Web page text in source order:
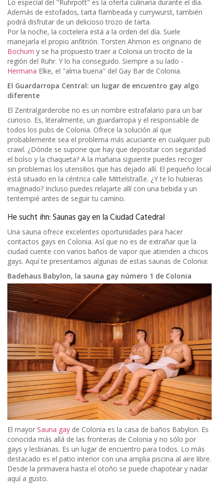
Lo especial del "Ruhrpott" es la oferta culinaria durante el día.
Además de estofados, tarta flambeada y currywurst, también
podrá disfrutar de un delicioso trozo de tarta.
Por la noche, la coctelera está a la orden del día. Suele
manejarla el propio anfitrión. Torsten Ahmon es originario de
Bochum y se ha propuesto traer a Colonia un trocito de la
región del Ruhr. Y lo ha conseguido. Siempre a su lado -
Hermana Elke, el "alma buena" del Gay Bar de Colonia.
El Guardarropa Central: un lugar de encuentro gay algo
diferente
El Zentralgarderobe no es un nombre estrafalario para un bar
curioso. Es, literalmente, un guardarropa y el responsable de
todos los pubs de Colonia. Ofrece la solución al que
probablemente sea el problema más acuciante en cualquier pub
crawl. ¿Dónde se supone que hay que depositar con seguridad
el bolso y la chaqueta? A la mañana siguiente puedes recoger
sin problemas los utensilios que has dejado allí. El pequeño local
está situado en la céntrica calle Mittelstraße. ¿Y te lo hubieras
imaginado? Incluso puedes relajarte allí con una bebida y un
tentempié antes de seguir tu camino.
He sucht ihn: Saunas gay en la Ciudad Catedral
Una sauna ofrece excelentes oportunidades para hacer
contactos gays en Colonia. Así que no es de extrañar que la
ciudad cuente con varios baños de vapor que atienden a chicos
gays. Aquí te presentamos algunas de estas saunas de Colonia:
Badehaus Babylon, la sauna gay número 1 de Colonia
El mayor Sauna gay de Colonia es la casa de baños Babylon. Es
conocida más allá de las fronteras de Colonia y no sólo por
gays y lesbianas. Es un lugar de encuentro para todos. Lo más
destacado es el patio interior con una amplia piscina al aire libre.
Desde la primavera hasta el otoño se puede chapotear y nadar
aquí a gusto.